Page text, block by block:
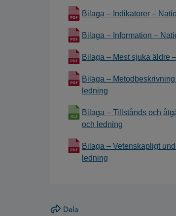
Bilaga – Indikatorer –
Bilaga – Information –
Bilaga – Mest sjuka äldre
Bilaga –
ledning
Bilaga – Tillstånds och
och ledning
Bilaga – Vetenskapligt
ledning
Dela